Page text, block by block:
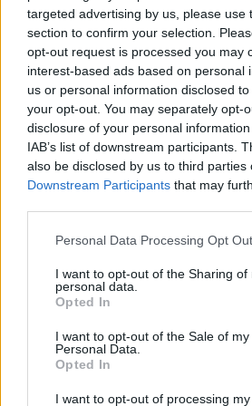
targeted advertising by us, please use
section to confirm your selection.
opt-out request is processed you may
interest-based ads based on personal
us or personal information disclosed
your opt-out. You may separately opt-
disclosure of your personal
IAB’s list of downstream participants.
also be disclosed by us to third parties
Downstream Participants that may
Personal Data Processing Opt
I want to opt-out of the Sharing of
personal data.
Opted In
I want to opt-out of the Sale of my
Personal Data.
Opted In
I want to opt-out of processing my
πολέμου στο Βιετνάμ,
εισβάλουν στο χωριό Μάι Λάι
αμάχους, άνδρες, γυναίκες και
1978Οι Ερυθρές Ταξιαρχίες
Χριστιανοδημοκράτη
Λίγες μέρες αργότερα, τον
1984Ισλαμιστές απαγάγουν τον
στη Βηρυτό του Λιβάνου,
Απάγεται από ισλαμιστές
Τέρι Άντερσον.
επτά χρόνια, στις 4 Δεκεμβρίου